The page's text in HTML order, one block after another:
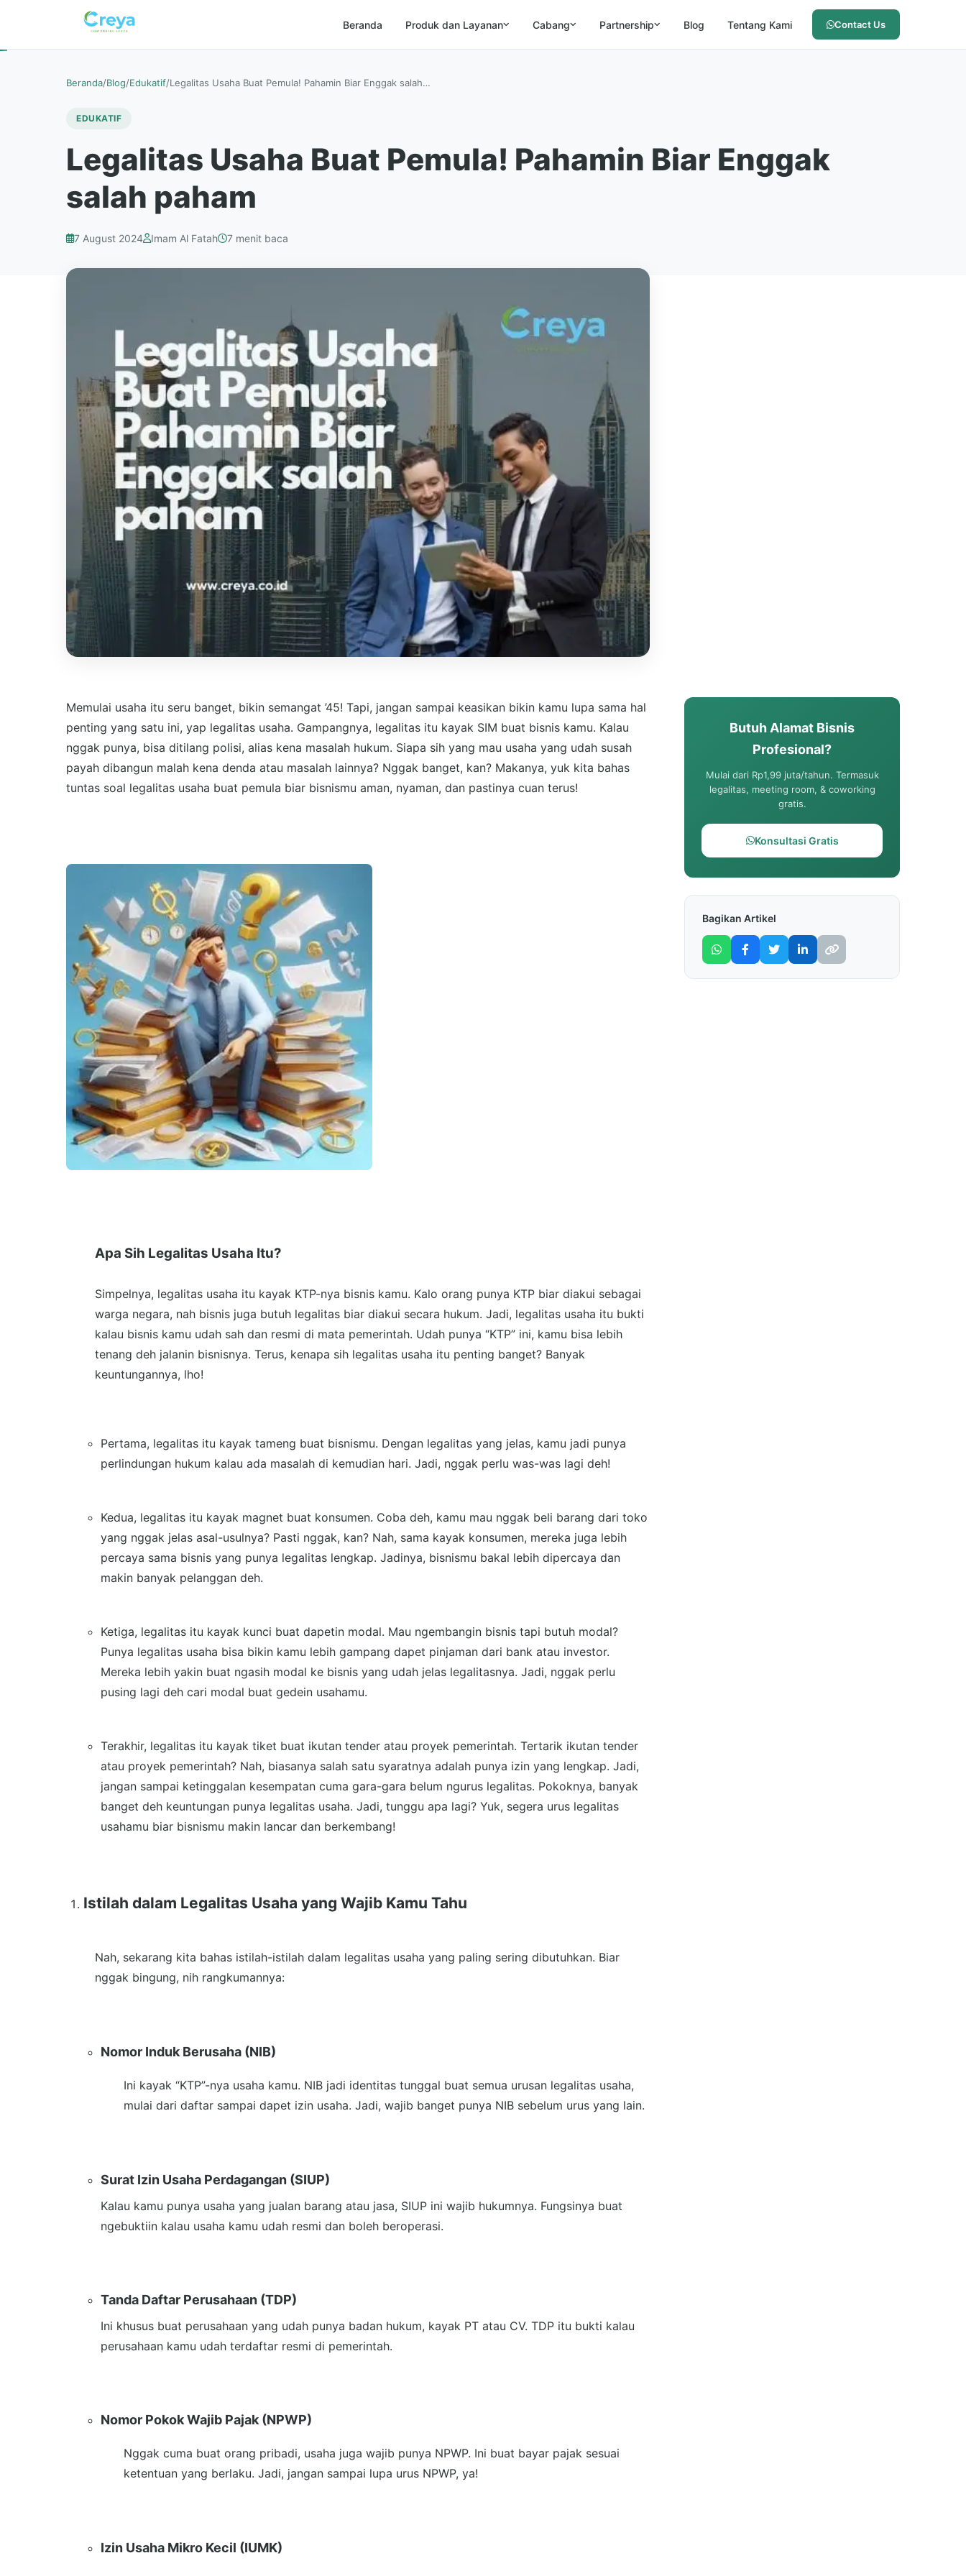
Beranda Produk dan Layanan Cabang Partnership Blog Tentang Kami Contact Us
Beranda/Blog/Edukatif/Legalitas Usaha Buat Pemula! Pahamin Biar Enggak salah…
EDUKATIF
Legalitas Usaha Buat Pemula! Pahamin Biar Enggak
salah paham
7 August 2024 Imam Al Fatah 7 menit baca
Memulai usaha itu seru banget, bikin semangat ’45! Tapi, jangan sampai keasikan bikin kamu lupa sama hal
penting yang satu ini, yap legalitas usaha. Gampangnya, legalitas itu kayak SIM buat bisnis kamu. Kalau
nggak punya, bisa ditilang polisi, alias kena masalah hukum. Siapa sih yang mau usaha yang udah susah
payah dibangun malah kena denda atau masalah lainnya? Nggak banget, kan? Makanya, yuk kita bahas
tuntas soal legalitas usaha buat pemula biar bisnismu aman, nyaman, dan pastinya cuan terus!
Apa Sih Legalitas Usaha Itu?
Simpelnya, legalitas usaha itu kayak KTP-nya bisnis kamu. Kalo orang punya KTP biar diakui sebagai
warga negara, nah bisnis juga butuh legalitas biar diakui secara hukum. Jadi, legalitas usaha itu bukti
kalau bisnis kamu udah sah dan resmi di mata pemerintah. Udah punya “KTP” ini, kamu bisa lebih
tenang deh jalanin bisnisnya. Terus, kenapa sih legalitas usaha itu penting banget? Banyak
keuntungannya, lho!
Pertama, legalitas itu kayak tameng buat bisnismu. Dengan legalitas yang jelas, kamu jadi punya
perlindungan hukum kalau ada masalah di kemudian hari. Jadi, nggak perlu was-was lagi deh!
Kedua, legalitas itu kayak magnet buat konsumen. Coba deh, kamu mau nggak beli barang dari toko
yang nggak jelas asal-usulnya? Pasti nggak, kan? Nah, sama kayak konsumen, mereka juga lebih
percaya sama bisnis yang punya legalitas lengkap. Jadinya, bisnismu bakal lebih dipercaya dan
makin banyak pelanggan deh.
Ketiga, legalitas itu kayak kunci buat dapetin modal. Mau ngembangin bisnis tapi butuh modal?
Punya legalitas usaha bisa bikin kamu lebih gampang dapet pinjaman dari bank atau investor.
Mereka lebih yakin buat ngasih modal ke bisnis yang udah jelas legalitasnya. Jadi, nggak perlu
pusing lagi deh cari modal buat gedein usahamu.
Terakhir, legalitas itu kayak tiket buat ikutan tender atau proyek pemerintah. Tertarik ikutan tender
atau proyek pemerintah? Nah, biasanya salah satu syaratnya adalah punya izin yang lengkap. Jadi,
jangan sampai ketinggalan kesempatan cuma gara-gara belum ngurus legalitas. Pokoknya, banyak
banget deh keuntungan punya legalitas usaha. Jadi, tunggu apa lagi? Yuk, segera urus legalitas
usahamu biar bisnismu makin lancar dan berkembang!
Istilah dalam Legalitas Usaha yang Wajib Kamu Tahu
Nah, sekarang kita bahas istilah-istilah dalam legalitas usaha yang paling sering dibutuhkan. Biar
nggak bingung, nih rangkumannya:
Nomor Induk Berusaha (NIB)
Ini kayak “KTP”-nya usaha kamu. NIB jadi identitas tunggal buat semua urusan legalitas usaha,
mulai dari daftar sampai dapet izin usaha. Jadi, wajib banget punya NIB sebelum urus yang lain.
Surat Izin Usaha Perdagangan (SIUP)
Kalau kamu punya usaha yang jualan barang atau jasa, SIUP ini wajib hukumnya. Fungsinya buat
ngebuktiin kalau usaha kamu udah resmi dan boleh beroperasi.
Tanda Daftar Perusahaan (TDP)
Ini khusus buat perusahaan yang udah punya badan hukum, kayak PT atau CV. TDP itu bukti kalau
perusahaan kamu udah terdaftar resmi di pemerintah.
Nomor Pokok Wajib Pajak (NPWP)
Nggak cuma buat orang pribadi, usaha juga wajib punya NPWP. Ini buat bayar pajak sesuai
ketentuan yang berlaku. Jadi, jangan sampai lupa urus NPWP, ya!
Izin Usaha Mikro Kecil (IUMK)
Butuh Alamat Bisnis
Profesional?
Mulai dari Rp1,99 juta/tahun. Termasuk
legalitas, meeting room, & coworking
gratis.
Konsultasi Gratis
Bagikan Artikel